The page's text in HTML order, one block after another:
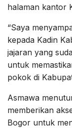
halaman kantor
“Saya
kepada Kadin
jajaran yang
untuk
pokok di
Asmawa
memberikan
Bogor untuk